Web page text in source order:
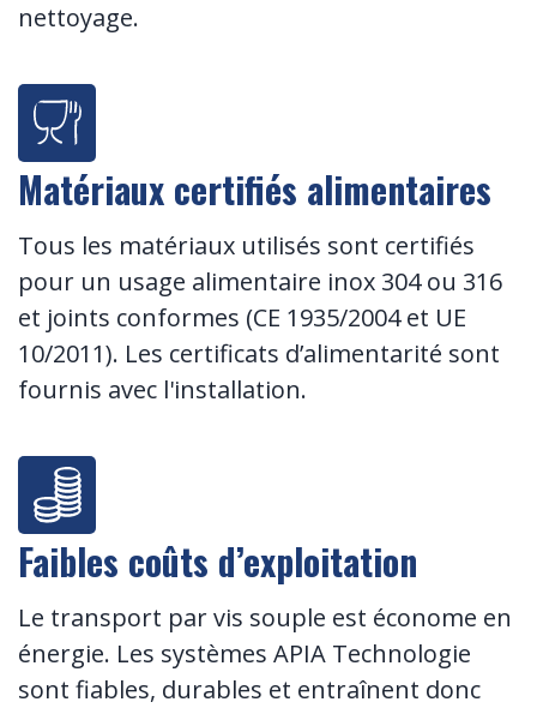
nettoyage.
Matériaux certifiés alimentaires
Tous les matériaux utilisés sont certifiés
pour un usage alimentaire inox 304 ou 316
et joints conformes (CE 1935/2004 et UE
10/2011). Les certificats d’alimentarité sont
fournis avec l'installation.
Faibles coûts d’exploitation
Le transport par vis souple est économe en
énergie. Les systèmes APIA Technologie
sont fiables, durables et entraînent donc